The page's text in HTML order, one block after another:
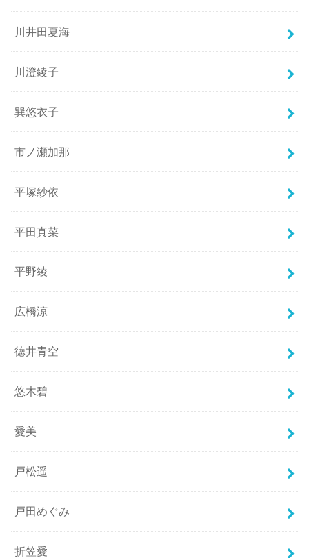
川井田夏海
川澄綾子
巽悠衣子
市ノ瀬加那
平塚紗依
平田真菜
平野綾
広橋涼
徳井青空
悠木碧
愛美
戸松遥
戸田めぐみ
折笠愛